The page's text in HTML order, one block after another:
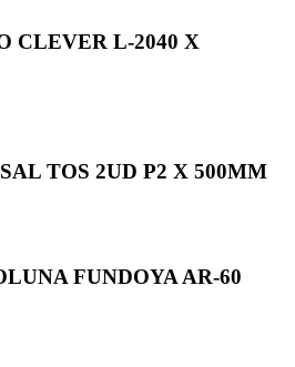
CLEVER L-2040 X
TOS 2UD P2 X 500MM
FUNDOYA AR-60